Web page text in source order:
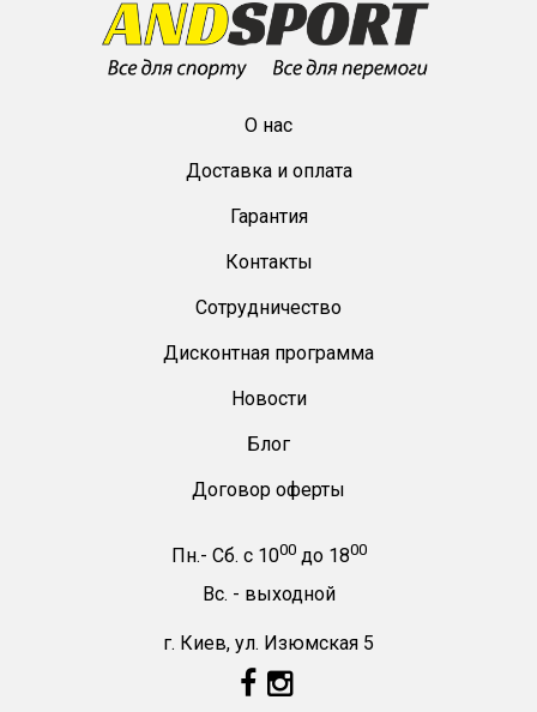
О нас
Доставка и оплата
Гарантия
Контакты
Сотрудничество
Дисконтная программа
Новости
Блог
Договор оферты
Пн.- Сб. с1000 до1800
Вс. - выходной
г. Киев, ул. Изюмская 5